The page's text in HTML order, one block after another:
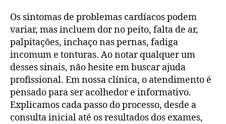
Os sintomas de problemas cardíacos podem
variar, mas incluem dor no peito, falta de ar,
palpitações, inchaço nas pernas, fadiga
incomum e tonturas. Ao notar qualquer um
desses sinais, não hesite em buscar ajuda
profissional. Em nossa clínica, o atendimento é
pensado para ser acolhedor e informativo.
Explicamos cada passo do processo, desde a
consulta inicial até os resultados dos exames,